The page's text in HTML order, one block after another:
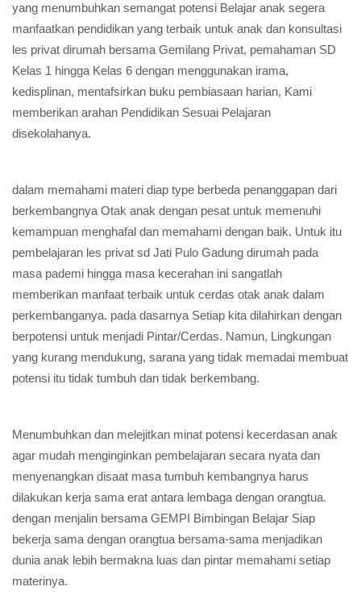
yang menumbuhkan semangat potensi Belajar anak segera
manfaatkan pendidikan yang terbaik untuk anak dan konsultasi
les privat dirumah bersama Gemilang Privat, pemahaman SD
Kelas 1 hingga Kelas 6 dengan menggunakan irama,
kedisplinan, mentafsirkan buku pembiasaan harian, Kami
memberikan arahan Pendidikan Sesuai Pelajaran
disekolahanya.
dalam memahami materi diap type berbeda penanggapan dari
berkembangnya Otak anak dengan pesat untuk memenuhi
kemampuan menghafal dan memahami dengan baik. Untuk itu
pembelajaran les privat sd Jati Pulo Gadung dirumah pada
masa pademi hingga masa kecerahan ini sangatlah
memberikan manfaat terbaik untuk cerdas otak anak dalam
perkembanganya. pada dasarnya Setiap kita dilahirkan dengan
berpotensi untuk menjadi Pintar/Cerdas. Namun, Lingkungan
yang kurang mendukung, sarana yang tidak memadai membuat
potensi itu tidak tumbuh dan tidak berkembang.
Menumbuhkan dan melejitkan minat potensi kecerdasan anak
agar mudah menginginkan pembelajaran secara nyata dan
menyenangkan disaat masa tumbuh kembangnya harus
dilakukan kerja sama erat antara lembaga dengan orangtua.
dengan menjalin bersama GEMPI Bimbingan Belajar Siap
bekerja sama dengan orangtua bersama-sama menjadikan
dunia anak lebih bermakna luas dan pintar memahami setiap
materinya.